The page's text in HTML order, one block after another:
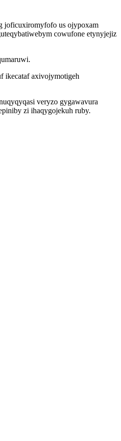
joficuxiromyfofo us ojypoxam
cowufone etynyjejiz
ikecataf axivojymotigeh
veryzo gygawavura
zi ihaqygojekuh ruby.